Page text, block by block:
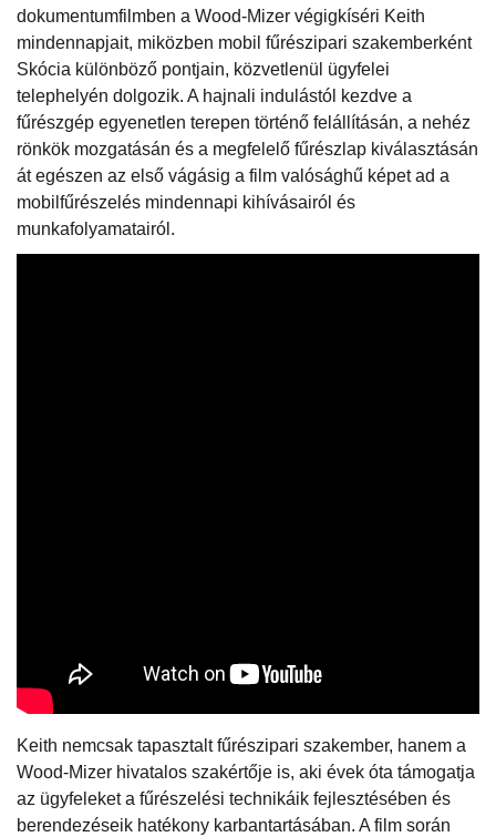
dokumentumfilmben a Wood-Mizer végigkíséri Keith
mindennapjait, miközben mobil fűrészipari szakemberként
Skócia különböző pontjain, közvetlenül ügyfelei
telephelyén dolgozik. A hajnali indulástól kezdve a
fűrészgép egyenetlen terepen történő felállításán, a nehéz
rönkök mozgatásán és a megfelelő fűrészlap kiválasztásán
át egészen az első vágásig a film valósághű képet ad a
mobilfűrészelés mindennapi kihívásairól és
munkafolyamatairól.
Keith nemcsak tapasztalt fűrészipari szakember, hanem a
Wood-Mizer hivatalos szakértője is, aki évek óta támogatja
az ügyfeleket a fűrészelési technikáik fejlesztésében és
berendezéseik hatékony karbantartásában. A film során